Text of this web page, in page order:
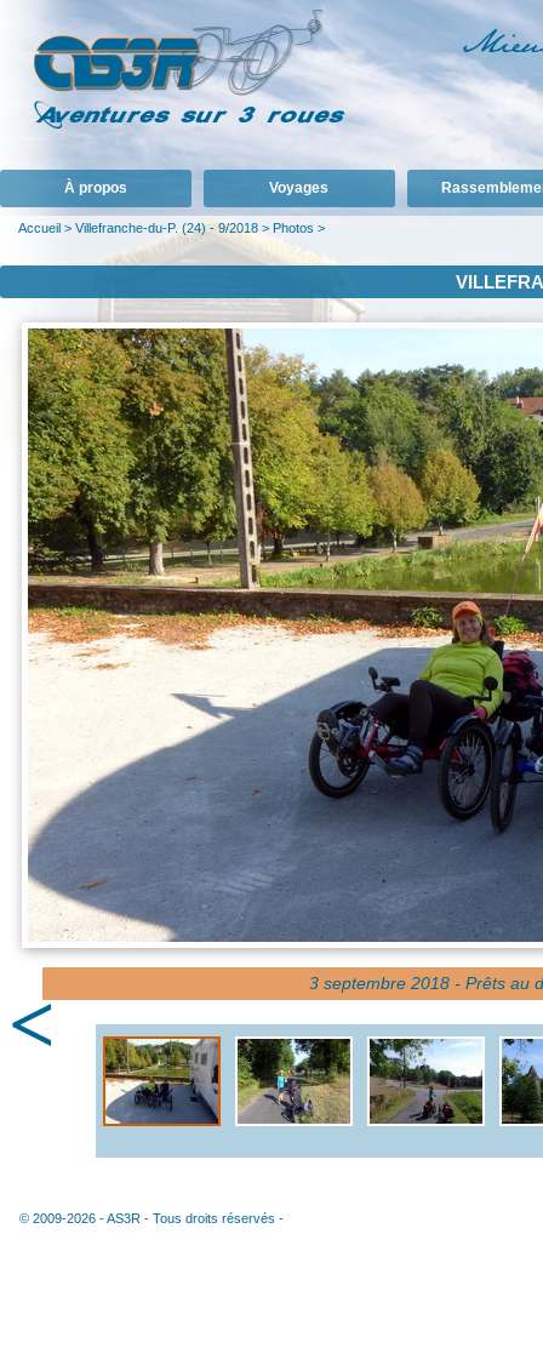
À propos Voyages
Accueil > Villefranche-du-P. (24) - 9/2018 > Photos >
3 septembre 2018 - Prêts au
<
© 2009-2026 -AS3R - Tous droits réservés -